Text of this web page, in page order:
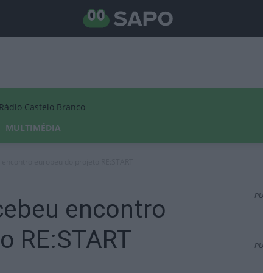
Rádio Castelo Branco
MULTIMÉDIA
encontro
RE:START